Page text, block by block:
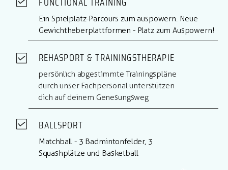
Ein Spielplatz-Parcours zum auspowern. Neue
Gewichtheberplattformen - Platz zum Auspowern!
REHASPORT & TRAININGSTHERAPIE
persönlich abgestimmte Trainingspläne
durch unser Fachpersonal unterstützen
dich auf deinem Genesungsweg
BALLSPORT
Matchball - 3 Badmintonfelder, 3
Squashplätze und Basketball